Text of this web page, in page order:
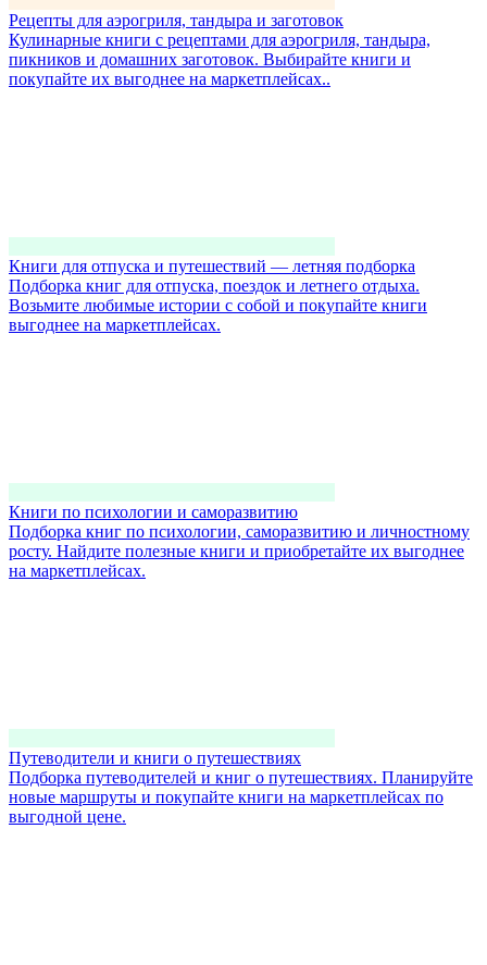
Рецепты для аэрогриля, тандыра и заготовок
Кулинарные книги с рецептами для аэрогриля, тандыра,
пикников и домашних заготовок. Выбирайте книги и
покупайте их выгоднее на маркетплейсах..
Книги для отпуска и путешествий — летняя подборка
Подборка книг для отпуска, поездок и летнего отдыха.
Возьмите любимые истории с собой и покупайте книги
выгоднее на маркетплейсах.
Книги по психологии и саморазвитию
Подборка книг по психологии, саморазвитию и личностному
росту. Найдите полезные книги и приобретайте их выгоднее
на маркетплейсах.
Путеводители и книги о путешествиях
Подборка путеводителей и книг о путешествиях. Планируйте
новые маршруты и покупайте книги на маркетплейсах по
выгодной цене.